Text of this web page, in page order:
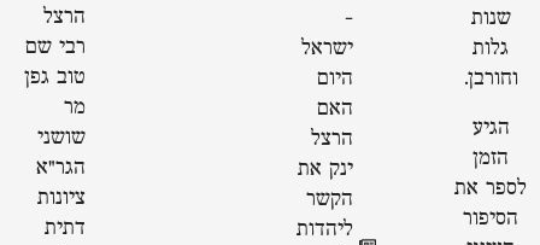
שנות
גלות
וחורבן.
הגיע
הזמן
לספר את
הסיפור
-
ישראל
היום
האם
הרצל
ינק את
הקשר
ליהדות
הרצל
רבי שם
טוב גפן
מר
שושני
הגר"א
ציונות
דתית